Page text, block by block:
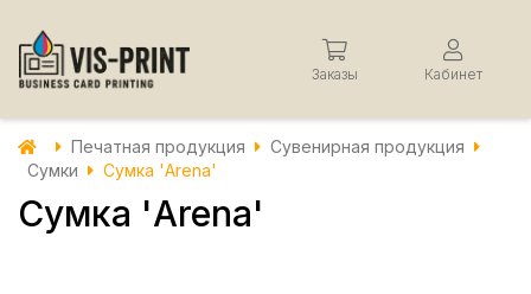
Заказы Кабинет
Печатная продукция
Сувенирная продукция
Сумки
Сумка 'Arena'
Сумка 'Arena'